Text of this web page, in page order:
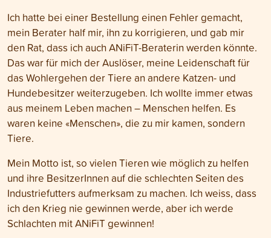
Ich hatte bei einer Bestellung einen Fehler gemacht,
mein Berater half mir, ihn zu korrigieren, und gab mir
den Rat, dass ich auch ANiFiT-Beraterin werden könnte.
Das war für mich der Auslöser, meine Leidenschaft für
das Wohlergehen der Tiere an andere Katzen- und
Hundebesitzer weiterzugeben. Ich wollte immer etwas
aus meinem Leben machen – Menschen helfen. Es
waren keine «Menschen», die zu mir kamen, sondern
Tiere.
Mein Motto ist, so vielen Tieren wie möglich zu helfen
und ihre BesitzerInnen auf die schlechten Seiten des
Industriefutters aufmerksam zu machen. Ich weiss, dass
ich den Krieg nie gewinnen werde, aber ich werde
Schlachten mit ANiFiT gewinnen!